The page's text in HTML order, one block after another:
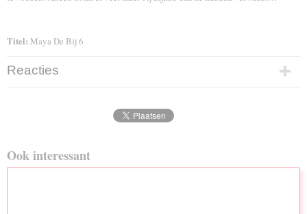
Titel: Maya De Bij 6
Reacties
Ook interessant